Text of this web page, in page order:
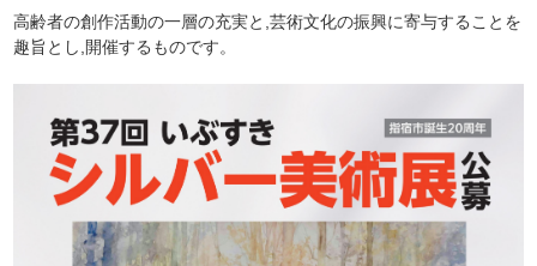
高齢者の創作活動の一層の充実と,芸術文化の振興に寄与することを
趣旨とし,開催するものです。